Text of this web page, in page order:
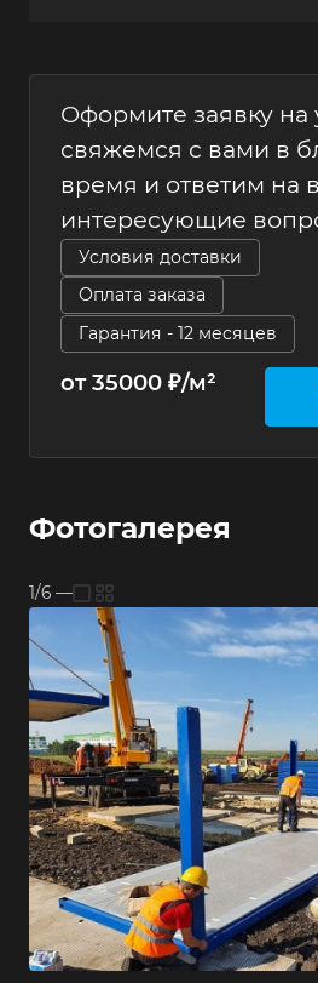
Оформите заявку на
свяжемся с вами в
время и ответим на
интересующие
Условия доставки
Оплата заказа
Гарантия - 12 месяцев
от 35000 ₽/м²
Фотогалерея
1/6 —